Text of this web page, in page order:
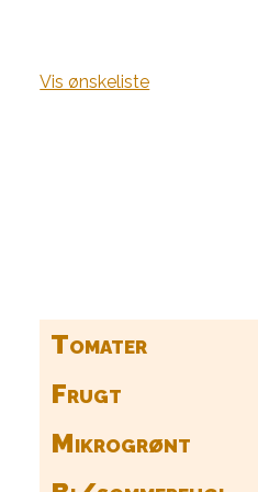
Vis ønskeliste
Tomater
Frugt
Mikrogrønt